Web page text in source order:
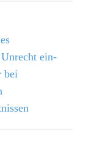
Unrecht ein­
bei